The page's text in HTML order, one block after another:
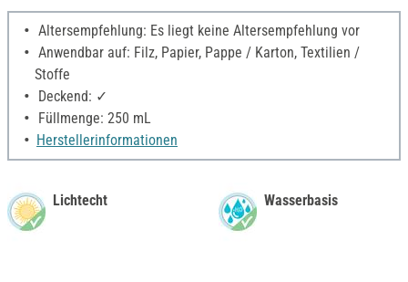
Altersempfehlung: Es liegt keine Altersempfehlung vor
Anwendbar auf: Filz, Papier, Pappe / Karton, Textilien /
Stoffe
Deckend: ✓
Füllmenge: 250 mL
Herstellerinformationen
Lichtecht Wasserbasis